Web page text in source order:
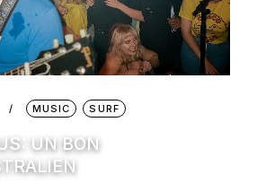
MUSIC SURF
UN BON